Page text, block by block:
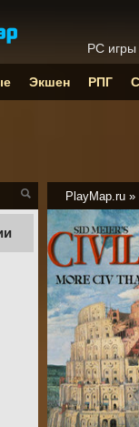
PlayMap.ru »
PC игры
Экшен РПГ